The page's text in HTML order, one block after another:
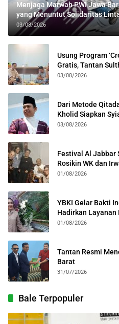
Menjaga Marwah PWI Jawa
yang Menuntut Solidaritas
03/08/2026
Usung Program
Gratis, Tantan
Kota Bogor
03/08/2026
Dari Metode
Kholid Siapkan
03/08/2026
Festival Al Jabbar
Rosikin WK dan
Kolosal
01/08/2026
YBKI Gelar Bakti
Hadirkan Layanan
Kebangsaan
01/08/2026
Tantan Resmi
Barat
31/07/2026
Bale Terpopuler